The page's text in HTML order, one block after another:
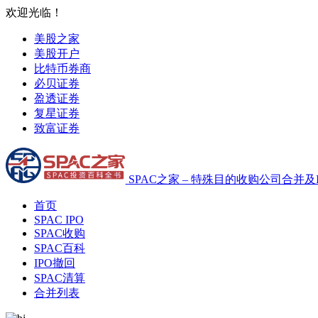
欢迎光临！
美股之家
美股开户
比特币券商
必贝证券
盈透证券
复星证券
致富证券
SPAC之家 – 特殊目的收购公司合并
首页
SPAC IPO
SPAC收购
SPAC百科
IPO撤回
SPAC清算
合并列表